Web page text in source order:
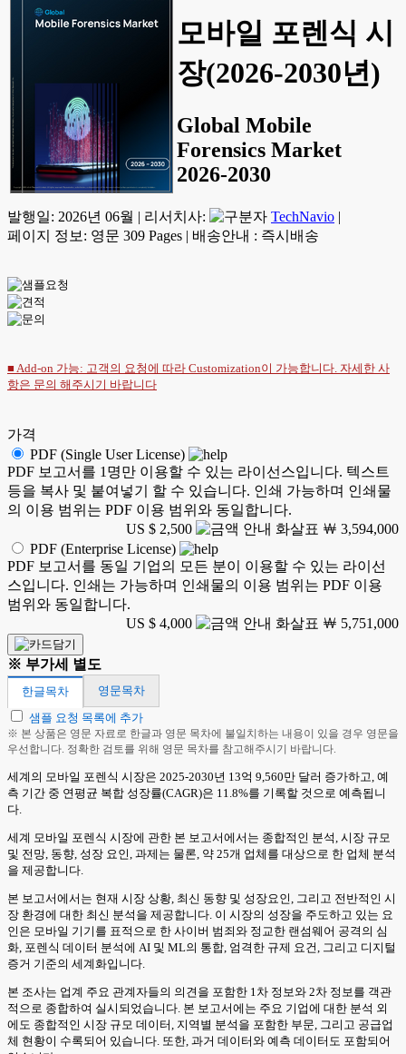
모바일 포렌식 시
장(2026-2030년)
Global Mobile
Forensics Market
2026-2030
발행일: 2026년 06월 | 리서치사: TechNavio |
페이지 정보: 영문 309 Pages | 배송안내 : 즉시배송
■ Add-on 가능: 고객의 요청에 따라 Customization이 가능합니다. 자세한 사
항은 문의 해주시기 바랍니다
가격
PDF (Single User License)
PDF 보고서를 1명만 이용할 수 있는 라이선스입니다. 텍스트
등을 복사 및 붙여넣기 할 수 있습니다. 인쇄 가능하며 인쇄물
의 이용 범위는 PDF 이용 범위와 동일합니다.
US $ 2,500
￦ 3,594,000
PDF (Enterprise License)
PDF 보고서를 동일 기업의 모든 분이 이용할 수 있는 라이선
스입니다. 인쇄는 가능하며 인쇄물의 이용 범위는 PDF 이용
범위와 동일합니다.
US $ 4,000
￦ 5,751,000
※ 부가세 별도
한글목차
영문목차
샘플 요청 목록에 추가
※ 본 상품은 영문 자료로 한글과 영문 목차에 불일치하는 내용이 있을 경우 영문을
우선합니다. 정확한 검토를 위해 영문 목차를 참고해주시기 바랍니다.
세계의 모바일 포렌식 시장은 2025-2030년 13억 9,560만 달러 증가하고, 예
측 기간 중 연평균 복합 성장률(CAGR)은 11.8%를 기록할 것으로 예측됩니
다.
세계 모바일 포렌식 시장에 관한 본 보고서에서는 종합적인 분석, 시장 규모
및 전망, 동향, 성장 요인, 과제는 물론, 약 25개 업체를 대상으로 한 업체 분석
을 제공합니다.
본 보고서에서는 현재 시장 상황, 최신 동향 및 성장요인, 그리고 전반적인 시
장 환경에 대한 최신 분석을 제공합니다. 이 시장의 성장을 주도하고 있는 요
인은 모바일 기기를 표적으로 한 사이버 범죄와 정교한 랜섬웨어 공격의 심
화, 포렌식 데이터 분석에 AI 및 ML의 통합, 엄격한 규제 요건, 그리고 디지털
증거 기준의 세계화입니다.
본 조사는 업계 주요 관계자들의 의견을 포함한 1차 정보와 2차 정보를 객관
적으로 종합하여 실시되었습니다. 본 보고서에는 주요 기업에 대한 분석 외
에도 종합적인 시장 규모 데이터, 지역별 분석을 포함한 부문, 그리고 공급업
체 현황이 수록되어 있습니다. 또한, 과거 데이터와 예측 데이터도 포함되어